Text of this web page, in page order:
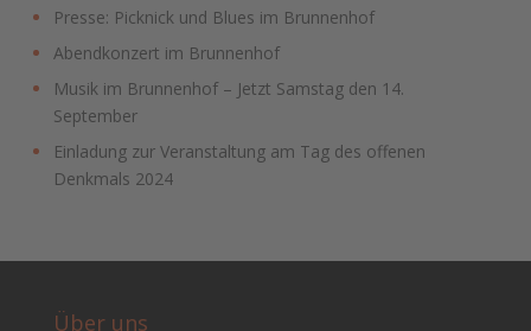
Presse: Picknick und Blues im Brunnenhof
Abendkonzert im Brunnenhof
Musik im Brunnenhof – Jetzt Samstag den 14.
September
Einladung zur Veranstaltung am Tag des offenen
Denkmals 2024
Über uns